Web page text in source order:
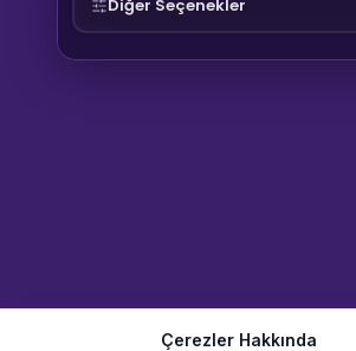
Diğer Seçenekler
Çerezler Hakkında